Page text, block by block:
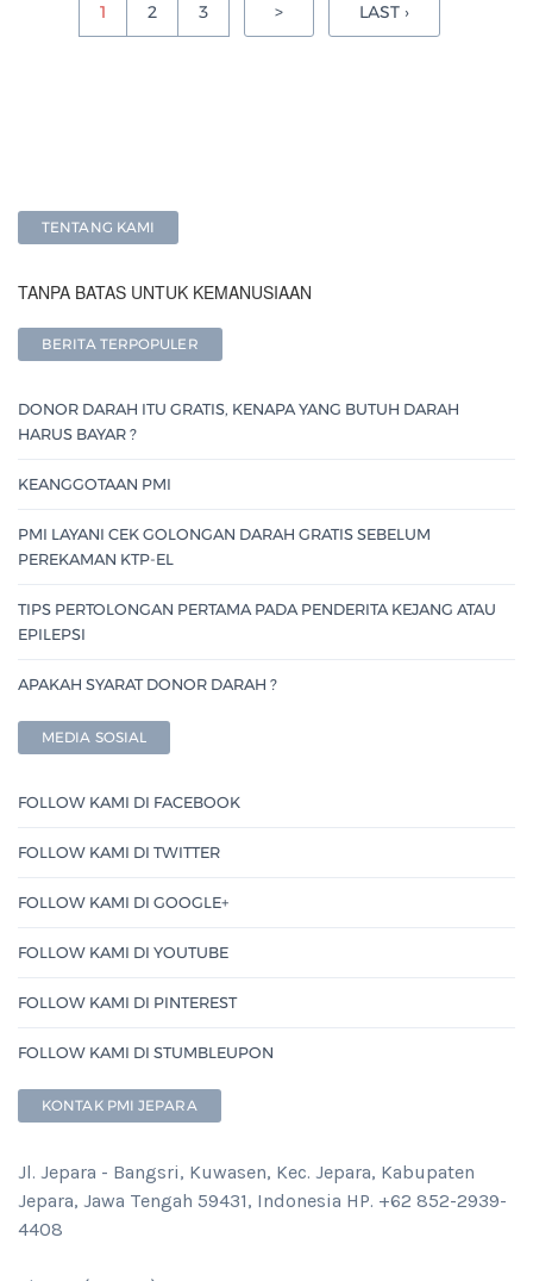
1 2 3 > LAST ›
TENTANG KAMI
TANPA BATAS UNTUK KEMANUSIAAN
BERITA TERPOPULER
DONOR DARAH ITU GRATIS, KENAPA YANG BUTUH DARAH
HARUS BAYAR ?
KEANGGOTAAN PMI
PMI LAYANI CEK GOLONGAN DARAH GRATIS SEBELUM
PEREKAMAN KTP-EL
TIPS PERTOLONGAN PERTAMA PADA PENDERITA KEJANG ATAU
EPILEPSI
APAKAH SYARAT DONOR DARAH ?
MEDIA SOSIAL
FOLLOW KAMI DI FACEBOOK
FOLLOW KAMI DI TWITTER
FOLLOW KAMI DI GOOGLE+
FOLLOW KAMI DI YOUTUBE
FOLLOW KAMI DI PINTEREST
FOLLOW KAMI DI STUMBLEUPON
KONTAK PMI JEPARA
Jl. Jepara - Bangsri, Kuwasen, Kec. Jepara, Kabupaten
Jepara, Jawa Tengah 59431, Indonesia HP. +62 852-2939-
4408